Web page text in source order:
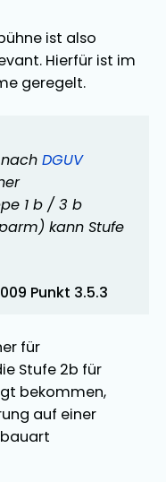
ist also
Hierfür ist im
geregelt.
DGUV
1 b / 3 b
kann Stufe
Punkt 3.5.3
für
Stufe 2b für
bekommen,
auf einer